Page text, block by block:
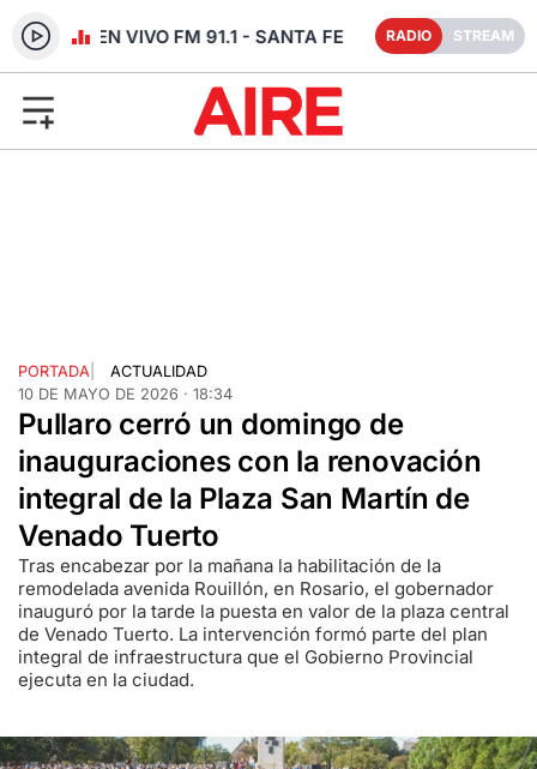
RADIO EN VIVO FM 91.1 - SANTA FE RADIO STREAM
PORTADA
ACTUALIDAD
10 DE MAYO DE 2026 · 18:34
Pullaro cerró un domingo de
inauguraciones con la renovación
integral de la Plaza San Martín de
Venado Tuerto
Tras encabezar por la mañana la habilitación de la
remodelada avenida Rouillón, en Rosario, el gobernador
inauguró por la tarde la puesta en valor de la plaza central
de Venado Tuerto. La intervención formó parte del plan
integral de infraestructura que el Gobierno Provincial
ejecuta en la ciudad.